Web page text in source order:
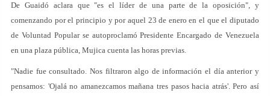
De Guaidó aclara que "es el líder de una parte de la oposición", y
comenzando por el principio y por aquel 23 de enero en el que el diputado
de Voluntad Popular se autoproclamó Presidente Encargado de Venezuela
en una plaza pública, Mujica cuenta las horas previas.
"Nadie fue consultado. Nos filtraron algo de información el día anterior y
pensamos: 'Ojalá no amanezcamos mañana tres pasos hacia atrás'. Pero así